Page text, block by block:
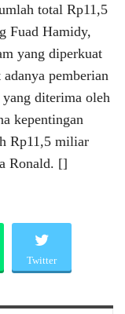
total Rp11,5
Fuad Hamidy,
yang diperkuat
pemberian
yang diterima oleh
kepentingan
Rp11,5 miliar
Ronald. []
Twitter